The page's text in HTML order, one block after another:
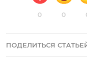
0 0
ПОДЕЛИТЬСЯ